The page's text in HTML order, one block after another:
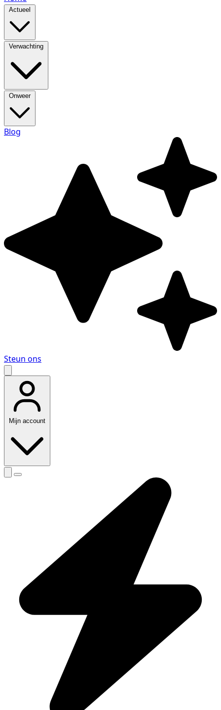
Actueel
Verwachting
Onweer
Blog
Steun ons
Mijn account